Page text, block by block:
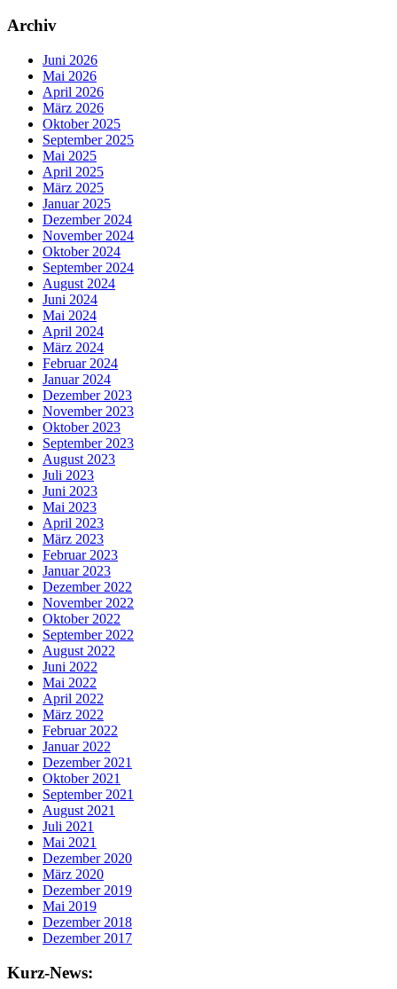
Archiv
Juni 2026
Mai 2026
April 2026
März 2026
Oktober 2025
September 2025
Mai 2025
April 2025
März 2025
Januar 2025
Dezember 2024
November 2024
Oktober 2024
September 2024
August 2024
Juni 2024
Mai 2024
April 2024
März 2024
Februar 2024
Januar 2024
Dezember 2023
November 2023
Oktober 2023
September 2023
August 2023
Juli 2023
Juni 2023
Mai 2023
April 2023
März 2023
Februar 2023
Januar 2023
Dezember 2022
November 2022
Oktober 2022
September 2022
August 2022
Juni 2022
Mai 2022
April 2022
März 2022
Februar 2022
Januar 2022
Dezember 2021
Oktober 2021
September 2021
August 2021
Juli 2021
Mai 2021
Dezember 2020
März 2020
Dezember 2019
Mai 2019
Dezember 2018
Dezember 2017
Kurz-News: